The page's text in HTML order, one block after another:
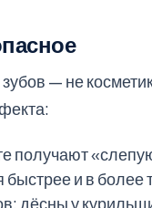
— не
получают
быстрее и в
дёсны у